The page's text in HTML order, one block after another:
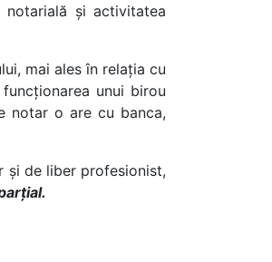
și activitatea
mai ales în relația cu
unui birou
notar o are cu banca,
și de liber profesionist,